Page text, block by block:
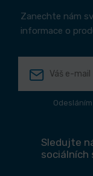
Zanechte nám
informace o
Sledujte
sociálních